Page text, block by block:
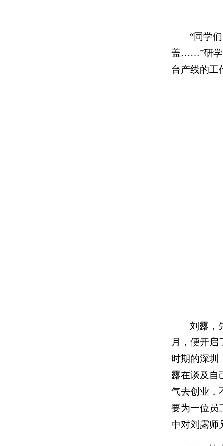
“同学
盖……”研学
台产线的工
刘露，
月，便开启
时期的深圳
露在谈及自
气去创业，
要为一位员
中对刘露师